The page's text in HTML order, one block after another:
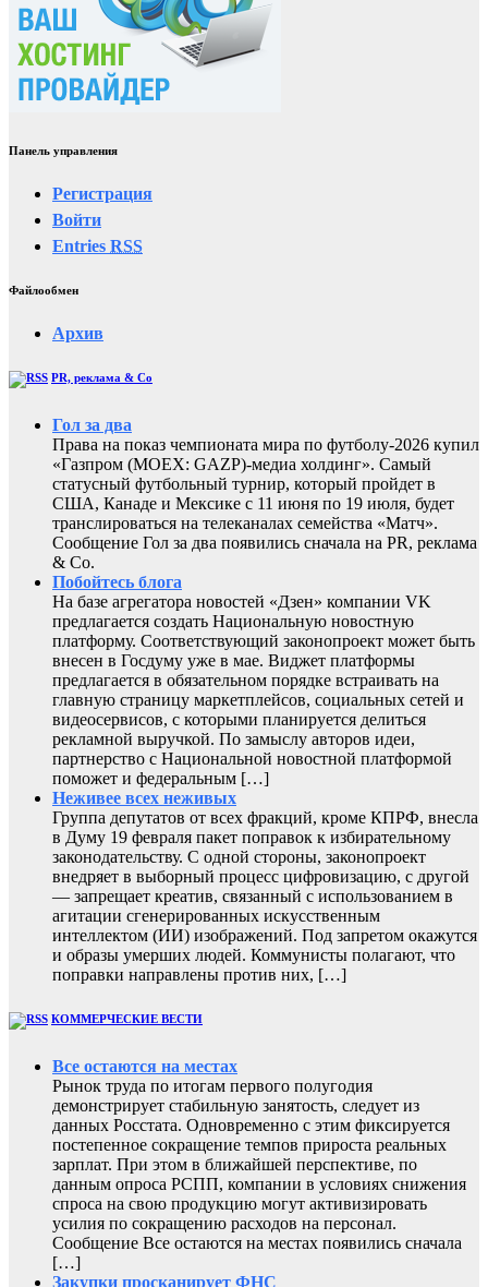
Панель управления
Регистрация
Войти
Entries RSS
Файлообмен
Архив
PR, реклама & Co
Гол за два
Права на показ чемпионата мира по футболу-2026 купил
«Газпром (MOEX: GAZP)-медиа холдинг». Самый
статусный футбольный турнир, который пройдет в
США, Канаде и Мексике с 11 июня по 19 июля, будет
транслироваться на телеканалах семейства «Матч».
Сообщение Гол за два появились сначала на PR, реклама
& Co.
Побойтесь блога
На базе агрегатора новостей «Дзен» компании VK
предлагается создать Национальную новостную
платформу. Соответствующий законопроект может быть
внесен в Госдуму уже в мае. Виджет платформы
предлагается в обязательном порядке встраивать на
главную страницу маркетплейсов, социальных сетей и
видеосервисов, с которыми планируется делиться
рекламной выручкой. По замыслу авторов идеи,
партнерство с Национальной новостной платформой
поможет и федеральным […]
Неживее всех неживых
Группа депутатов от всех фракций, кроме КПРФ, внесла
в Думу 19 февраля пакет поправок к избирательному
законодательству. С одной стороны, законопроект
внедряет в выборный процесс цифровизацию, с другой
— запрещает креатив, связанный с использованием в
агитации сгенерированных искусственным
интеллектом (ИИ) изображений. Под запретом окажутся
и образы умерших людей. Коммунисты полагают, что
поправки направлены против них, […]
КОММЕРЧЕСКИЕ ВЕСТИ
Все остаются на местах
Рынок труда по итогам первого полугодия
демонстрирует стабильную занятость, следует из
данных Росстата. Одновременно с этим фиксируется
постепенное сокращение темпов прироста реальных
зарплат. При этом в ближайшей перспективе, по
данным опроса РСПП, компании в условиях снижения
спроса на свою продукцию могут активизировать
усилия по сокращению расходов на персонал.
Сообщение Все остаются на местах появились сначала
[…]
Закупки просканирует ФНС